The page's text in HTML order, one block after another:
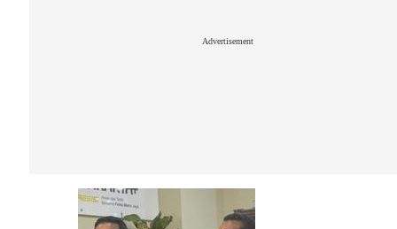
Advertisement